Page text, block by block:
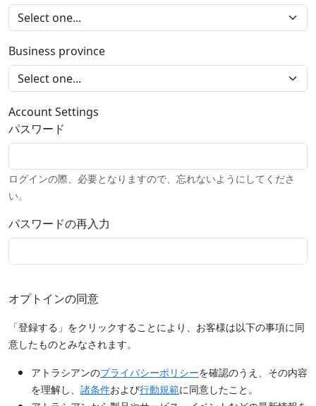
Business province
Account Settings
パスワード
ログインの際、必要となりますので、忘れないようにしてくださ
い。
パスワードの再入力
オプトインの同意
「登録する」をクリックすることにより、お客様は以下の事項に同
意したものとみなされます。
アトラシアンのプライバシーポリシーを確認のうえ、その内容
を理解し、 諸条件および行動規範に同意したこと。